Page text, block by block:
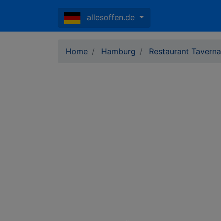
allesoffen.de
Home Hamburg Restaurant